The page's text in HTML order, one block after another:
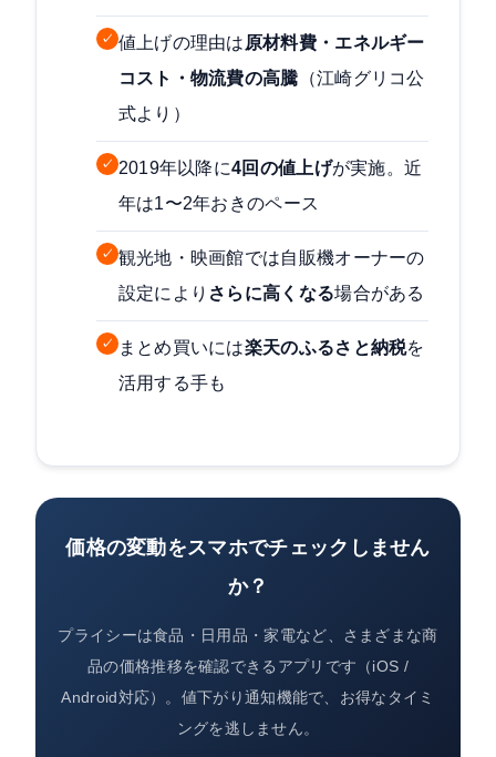
✓ 値上げの理由は原材料費・エネルギー
コスト・物流費の高騰 （江崎グリコ公
式より）
✓ 2019年以降に4回の値上げが実施。近
年は1〜2年おきのペース
✓ 観光地・映画館では自販機オーナーの
設定により さらに高くなる場合がある
✓ まとめ買いには楽天のふるさと納税を
活用する手も
価格の変動をスマホでチェックしません
か？
プライシーは食品・日用品・家電など、さまざまな商
品の価格推移を確認できるアプリです（iOS /
Android対応）。値下がり通知機能で、お得なタイミ
ングを逃しません。